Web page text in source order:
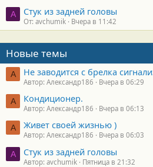
A Стук из задней головы
От: avchumik Вчера в 11:42
Новые темы
А Не заводится с брелка
Автор: Александр186 Вчера в 06:29
А Кондиционер.
Автор: Александр186 Вчера в 06:13
А Живет своей жизнью )
Автор: Александр186 Вчера в 06:03
A Стук из задней головы
Автор: avchumik Пятница в 21:32